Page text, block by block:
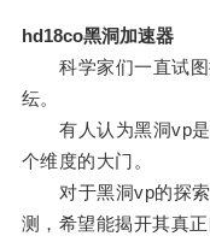
hd18co黑洞加速器
科学家们一直试图
纭。
有人认为黑洞vp是
个维度的大门。
对于黑洞vp的探索
测，希望能揭开其真正